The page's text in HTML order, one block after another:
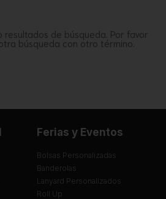
resultados de búsqueda. Por favor
búsqueda con otro término.
Ferias y Eventos
Bolsas Personalizadas
Banderolas
Lanyard Personalizados
Roll Up